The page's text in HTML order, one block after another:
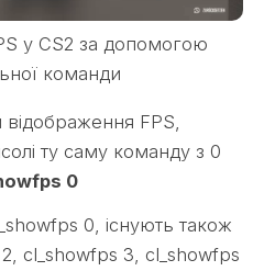
у CS2 за допомогою
команди
FPS,
ту саму команду з 0
0
0, існують також
cl_showfps 3, cl_showfps